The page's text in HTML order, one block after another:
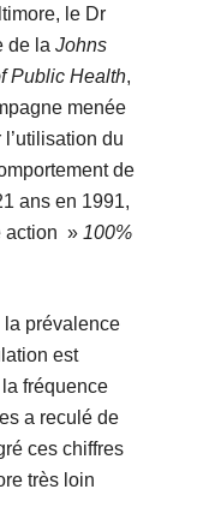
le Dr
de la Johns
Public Health,
menée
du
de
ans en 1991,
action » 100%
la prévalence
est
fréquence
a reculé de
ces chiffres
très loin